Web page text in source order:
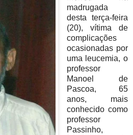
madrugada
desta terça-feira
(20), vítima de
complicações
ocasionadas por
uma leucemia, o
professor
Manoel de
Pascoa, 65
anos, mais
conhecido como
professor
Passinho,